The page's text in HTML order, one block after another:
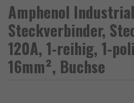
Amphenol
Steckverbinder,
120A, 1-reihig, 1-
16mm², Buchse